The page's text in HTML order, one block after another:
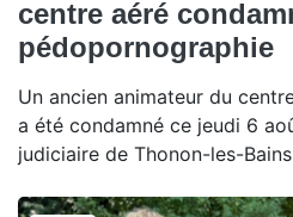
centre aéré
pédopornographie
Un ancien animateur du
a été condamné ce jeudi 6
judiciaire de Thonon-les-